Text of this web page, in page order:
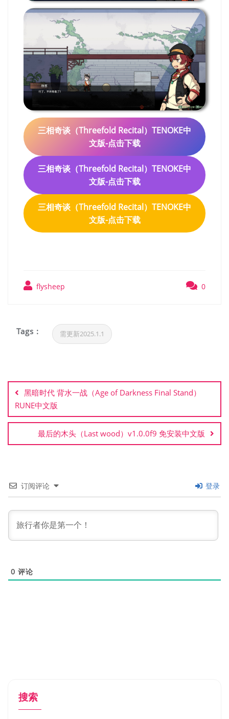
三相奇谈（Threefold Recital）TENOKE中
文版-点击下载
三相奇谈（Threefold Recital）TENOKE中
文版-点击下载
三相奇谈（Threefold Recital）TENOKE中
文版-点击下载
flysheep 0
Tags : 需更新2025.1.1
章
导
航
黑暗时代 背水一战（Age of Darkness Final Stand）
RUNE中文版
最后的木头（Last wood）v1.0.0f9 免安装中文版
订阅评论 登录
0 评论
搜索